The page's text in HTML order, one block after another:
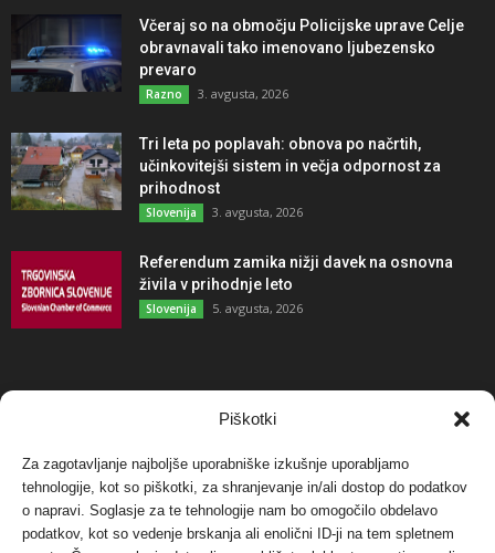
Piškotki
Za zagotavljanje najboljše uporabniške izkušnje uporabljamo
tehnologije, kot so piškotki, za shranjevanje in/ali dostop do podatkov
o napravi. Soglasje za te tehnologije nam bo omogočilo obdelavo
podatkov, kot so vedenje brskanja ali enolični ID-ji na tem spletnem
Včeraj so na območju Policijske uprave Celje
obravnavali tako imenovano ljubezensko
prevaro
Razno 3. avgusta, 2026
Tri leta po poplavah: obnova po načrtih,
učinkovitejši sistem in večja odpornost za
prihodnost
Slovenija 3. avgusta, 2026
Referendum zamika nižji davek na osnovna
živila v prihodnje leto
Slovenija 5. avgusta, 2026
NAJBOLJ KOMENTIRANO
Protest proti vetrnim elektrarnam na Ojstrici, v
svetu pa vedno bolj...
Dogodki 12. maja, 2017